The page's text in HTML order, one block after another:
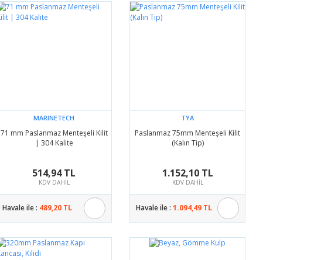
MARINETECH
71 mm Paslanmaz Menteşeli Kilit
| 304 Kalite
514,94 TL
KDV DAHİL
Havale ile : 489,20 TL
TYA
Paslanmaz 75mm Menteşeli Kilit
(Kalın Tip)
1.152,10 TL
KDV DAHİL
Havale ile : 1.094,49 TL